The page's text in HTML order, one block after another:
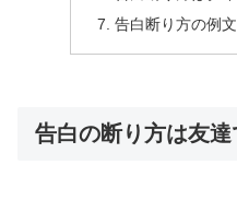
告白断り方の例
告白の断り方は友